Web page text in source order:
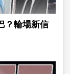
？輪場新信